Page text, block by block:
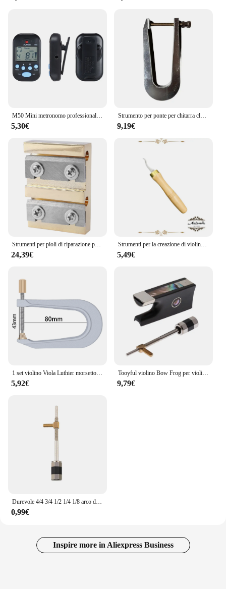
M50 Mini metronomo professionale Clip-on LCD Digital Rhythm metronomo per chitarra violino Bass accessori per strumenti a corde
5,30€
Strumento per ponte per chitarra classica morsetto per basso per chitarra per violino che fa installare strumenti di riparazione per Luthier strumenti a corda
9,19€
Strumenti per pioli di riparazione per violino, bobine per violino di dimensioni 3/4-4/4 pioli tagliati per rasoio strumenti per la creazione di violino
24,39€
Strumenti per la creazione di violino intarsio in ottone intarsio Groove Maker Carver,clean up groove knife Luthier Tool accessori per strumenti musicali
5,49€
1 set violino Viola Luthier morsetto morsetti per barra dei bassi per bass bar morsetti per scheda piastra Luthiers riparazione strumenti per clip a ponte per chitarra
5,92€
Tooyful violino Bow Frog per violino 4/4 progettato per 4/4 violini Bow Parts accessori di ricambio per corde musicali
9,79€
0,99€
Inspire more in Aliexpress Business